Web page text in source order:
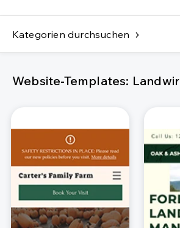
Kategorien durchsuchen
Website-Templates: